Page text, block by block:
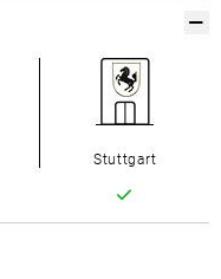
Stuttgart